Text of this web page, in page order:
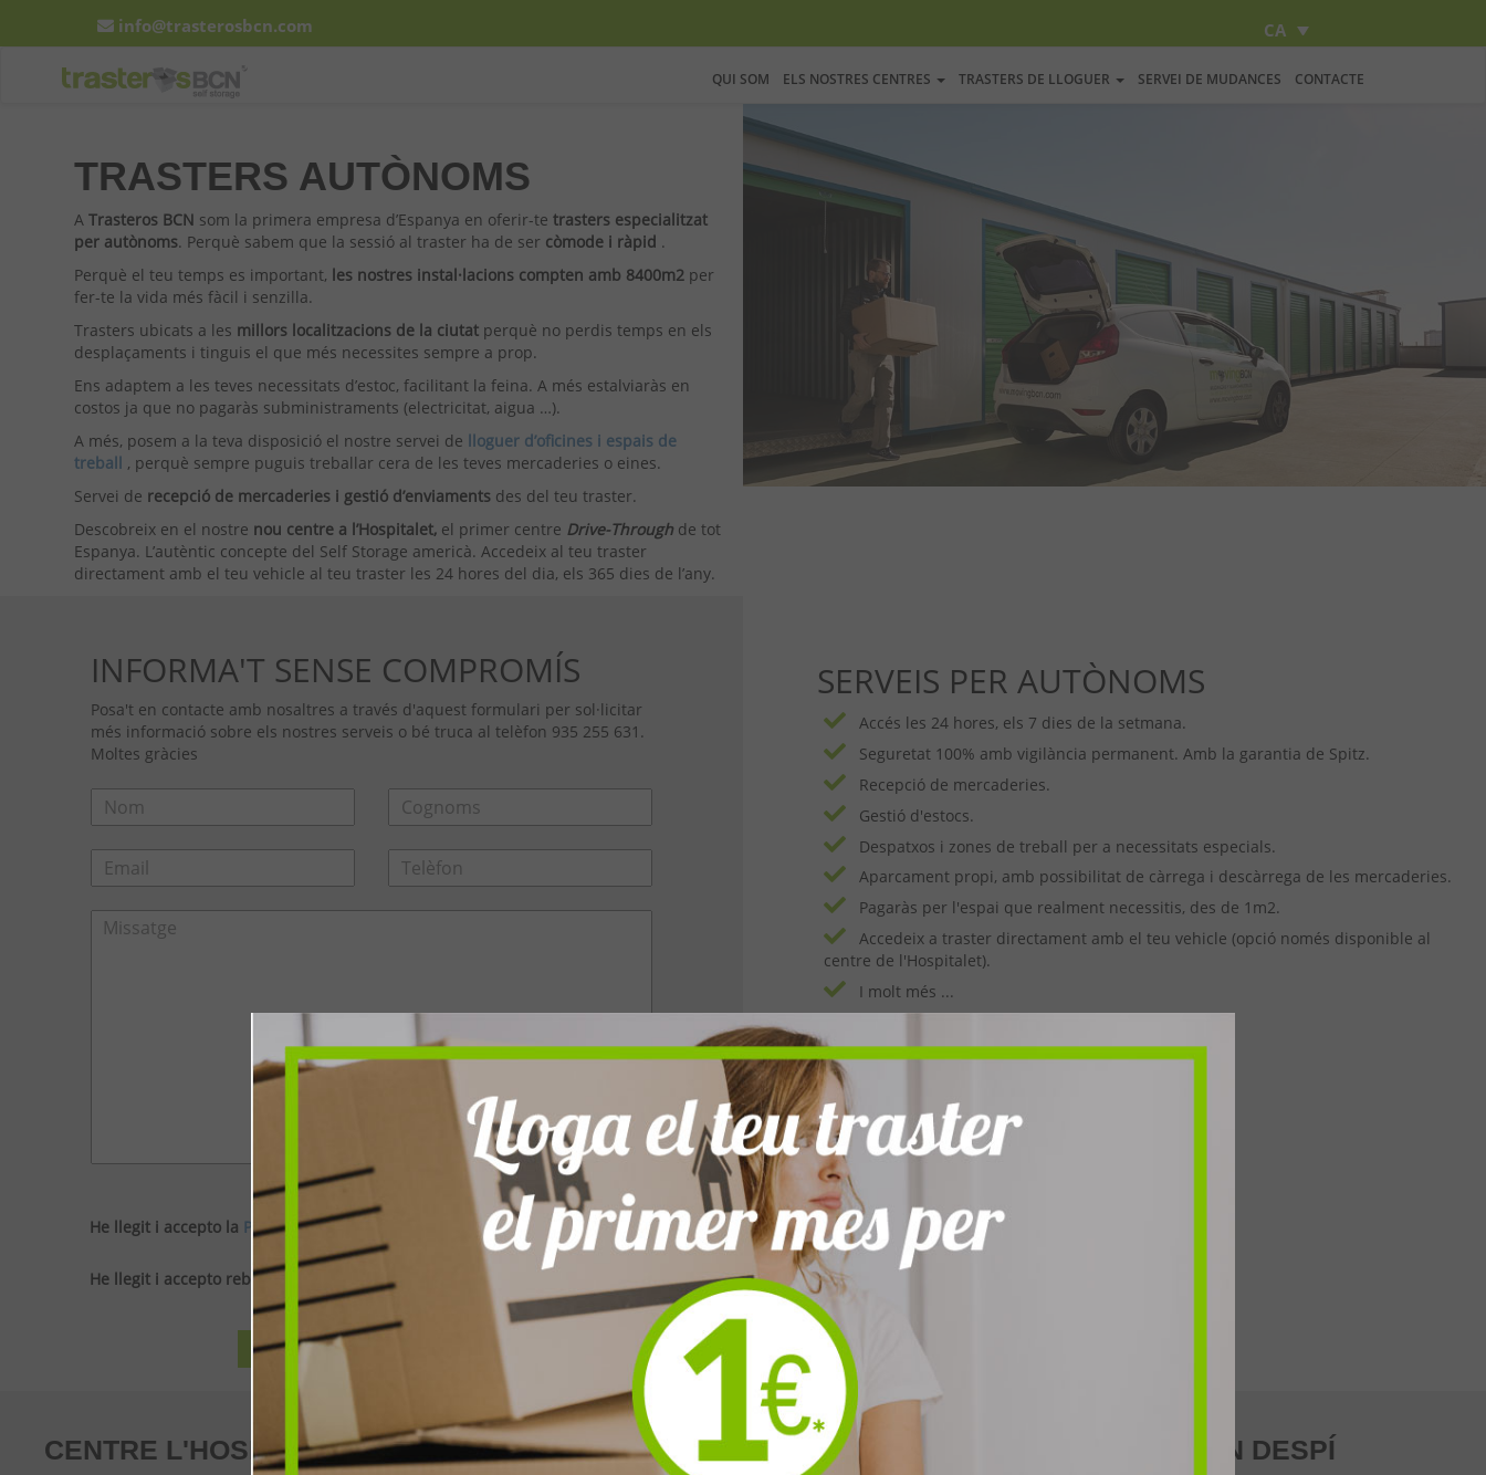
info@trasterosbcn.com CA
QUI SOM ELS NOSTRES CENTRES TRASTERS DE LLOGUER SERVEI DE MUDANCES CONTACTE
TRASTERS AUTÒNOMS
ATrasteros BCN som la primera empresa d’Espanya en oferir-tetrasters especialitzat
per autònoms. Perquè sabem que la sessió al traster ha de ser còmode i ràpid .
Perquè el teu temps es important, les nostres instal·lacions compten amb 8400m2 per
fer-te la vida més fàcil i senzilla.
Trasters ubicats a les millors localitzacions de la ciutat perquè no perdis temps en els
desplaçaments i tinguis el que més necessites sempre a prop.
Ens adaptem a les teves necessitats d’estoc, facilitant la feina. A més estalviaràs en
costos ja que no pagaràs subministraments (electricitat, aigua …).
A més, posem a la teva disposició el nostre servei de
lloguer d’oficines i espais de
treball , perquè sempre puguis treballar cera de les teves mercaderies o eines.
Servei de recepció de mercaderies i gestió d’enviaments des del teu traster.
Descobreix en el nostre nou centre a l’Hospitalet, el primer centre Drive-Through de tot
Espanya. L’autèntic concepte del Self Storage americà. Accedeix al teu traster
directament amb el teu vehicle al teu traster les 24 hores del dia, els 365 dies de l’any.
INFORMA'T SENSE COMPROMÍS
Posa't en contacte amb nosaltres a través d'aquest formulari per sol·licitar
més informació sobre els nostres serveis o bé truca al telèfon 935 255 631 .
Moltes gràcies
He llegit i accepto la Política de privacitat
He llegit i accepto rebre comunicaciones de caràcter comercial
SERVEIS PER AUTÒNOMS
Accés les 24 hores, els 7 dies de la setmana.
Seguretat 100% amb vigilància permanent. Amb la garantia de Spitz.
Recepció de mercaderies.
Gestió d'estocs.
Despatxos i zones de treball per a necessitats especials.
Aparcament propi, amb possibilitat de càrrega i descàrrega de les mercaderies.
Pagaràs per l'espai que realment necessitis, des de 1m2.
Accedeix a traster directament amb el teu vehicle (opció només disponible al
centre de l'Hospitalet).
I molt més ...
CENTRE L'HOSPITALET CENTRE CORNELLÀ / SANT JOAN DESPÍ